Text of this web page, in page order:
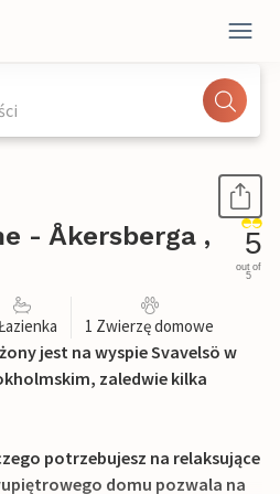
- Åkersberga ,
5
out of
5
1 Zwierzę domowe
jest na wyspie Svavelsö w
zaledwie kilka
potrzebujesz na relaksujące
domu pozwala na